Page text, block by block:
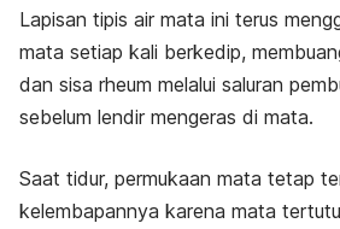
Lapisan tipis air mata ini terus
mata setiap kali berkedip,
dan sisa rheum melalui saluran
sebelum lendir mengeras di mata.
Saat tidur, permukaan mata tetap
kelembapannya karena mata